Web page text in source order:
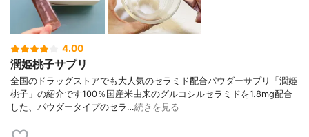
4.00
潤姫桃子サプリ
全国のドラッグストアでも大人気のセラミド配合パウダーサプリ「潤姫
桃子」の紹介です100％国産米由来のグルコシルセラミドを1.8mg配合
した、パウダータイプのセラ…続きを見る